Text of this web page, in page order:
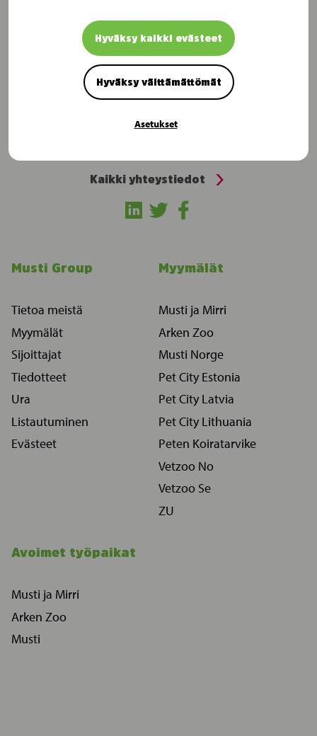
Hyväksy kaikki evästeet
Hyväksy välttämättömät
Asetukset
Musti Group
Kaikki yhteystiedot
Musti Group
Tietoa meistä
Myymälät
Sijoittajat
Tiedotteet
Ura
Listautuminen
Evästeet
Myymälät
Musti ja Mirri
Arken Zoo
Musti Norge
Pet City Estonia
Pet City Latvia
Pet City Lithuania
Peten Koiratarvike
Vetzoo No
Vetzoo Se
ZU
Avoimet työpaikat
Musti ja Mirri
Arken Zoo
Musti